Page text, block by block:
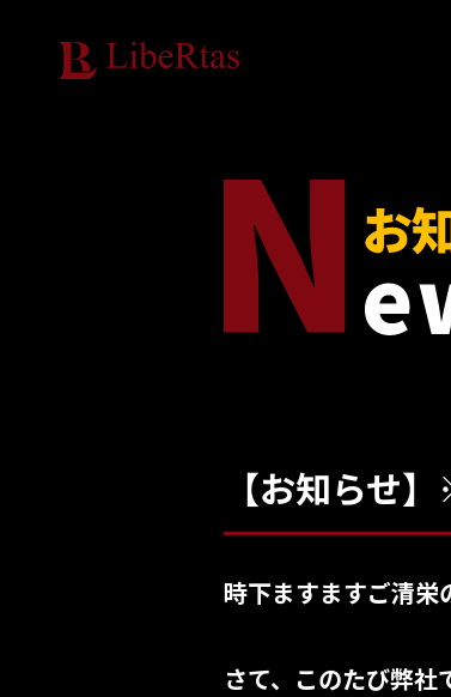
【お知らせ
時下ますますご清栄
さて、このたび弊